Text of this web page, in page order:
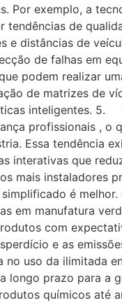
Por exemplo, a
de
distâncias de
de falhas em
podem realizar
de matrizes de
inteligentes.
profissionais , o
Essa tendência
interativas que
mais instaladores
simplificado é
em manufatura
com
e as
uso da ilimitada
longo prazo para a
químicos até